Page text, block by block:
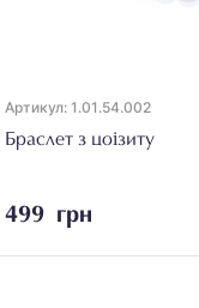
Артикул: 1.01.54.002
Браслет з цоізиту
499 грн